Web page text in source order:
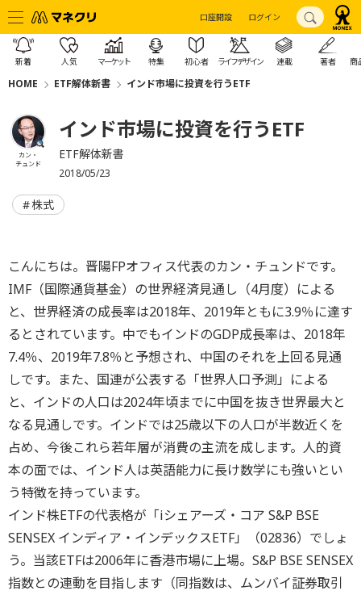
口座開設 ログイン
新着 人気 マーケット 特集 初心者 ライフデザイン 連載 著者 商
HOME ETF解体新書 インド市場に投資を行うETF
カン・
チュンド
インド市場に投資を行うETF
ETF解体新書
2018/05/23
株式
こんにちは。晋陽FPオフィス代表のカン・チュンドです。
IMF（国際通貨基金）の世界経済見通し（4月度）による
と、世界経済の成長率は2018年、2019年ともに3.9％に達す
るとされています。中でもインドのGDP成長率は、2018年
7.4％、2019年7.8％と予想され、中国のそれを上回る見通
しです。また、国連が公表する「世界人口予測」による
と、インドの人口は2024年頃までに中国を抜き世界最大と
なる見通しです。インドでは25歳以下の人口が半数近くを
占め、今後これら若年層が消費の主流を成します。人的資
本の面では、インド人は英語能力に長け数学にも強いとい
う特徴を持っています。
インド株ETFの代表格が「iシェアーズ・コア S&P BSE
SENSEX インディア・インデックスETF」（02836）でしょ
う。当該ETFは2006年に香港市場に上場。S&P BSE SENSEX
指数との連動を目指します（同指数は、ムンバイ証券取引